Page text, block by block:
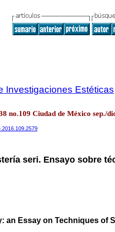
Investigaciones Estéticas
no.109 Ciudad de México sep./
seri. Ensayo sobre
an Essay on Techniques of